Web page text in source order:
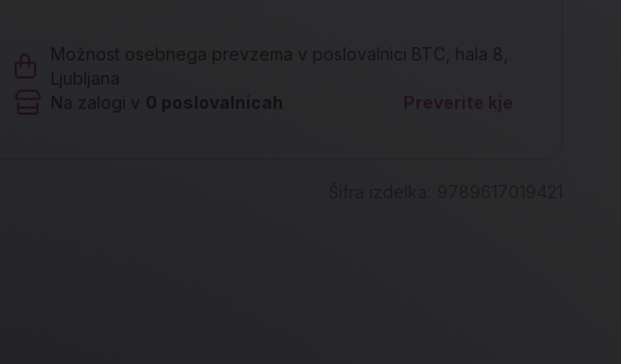
Možnost osebnega prevzema v poslovalnici BTC, hala 8,
Ljubljana
Na zalogi v 0 poslovalnicah Preverite kje